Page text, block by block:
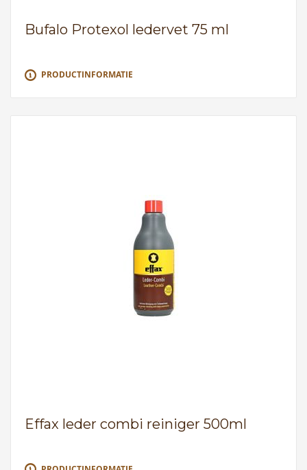
Bufalo Protexol ledervet 75 ml
PRODUCTINFORMATIE
Effax leder combi reiniger 500ml